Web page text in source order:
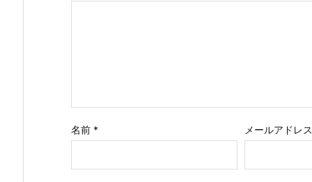
名前 * メールアドレ